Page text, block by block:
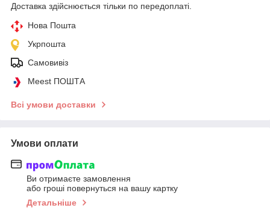
Доставка здійснюється тільки по передоплаті.
Нова Пошта
Укрпошта
Самовивіз
Meest ПОШТА
Всі умови доставки
Умови оплати
Ви отримаєте замовлення
або гроші повернуться на вашу картку
Детальніше